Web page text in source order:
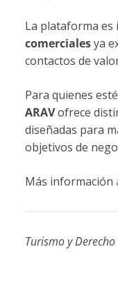
La plataforma es
comercialesya
contactos de
Para quienes
ARAVofrece
diseñadas para
objetivos de
Más información
Turismo y Derecho